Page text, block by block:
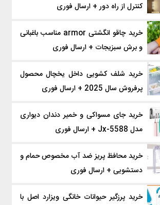
کنترل از راه دور + ارسال فوری
خرید چاقو انگشتی armor مناسب باغبانی
و برش سبزیجات + ارسال فوری
خرید شلف کشویی داخل یخچال محصول
پرفروش سال 2025 + ارسال فوری
خرید جای مسواکی و خمیر دندان دیواری
مدل Jx-5588 + ارسال فوری
خرید محافظ پریز ضد آب مخصوص حمام و
دستشویی + ارسال فوری
خرید پرزگیر حیوانات خانگی ویزارد اصل با